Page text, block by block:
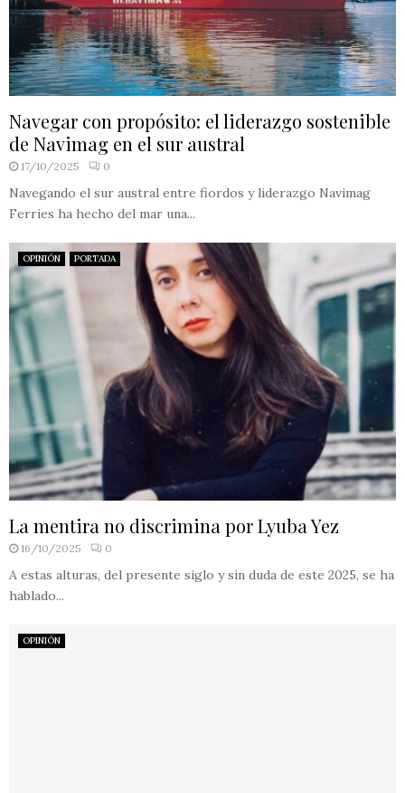
Navegar con propósito: el liderazgo sostenible
de Navimag en el sur austral
17/10/2025 0
Navegando el sur austral entre fiordos y liderazgo Navimag
Ferries ha hecho del mar una...
OPINIÓN PORTADA
La mentira no discrimina por Lyuba Yez
16/10/2025 0
A estas alturas, del presente siglo y sin duda de este 2025, se ha
hablado...
OPINIÓN